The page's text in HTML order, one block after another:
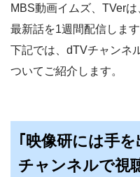
MBS動画イムズ、TVer
最新話を1週間配信します
下記では、dTVチャンネ
ついてご紹介します。
｢映像研には手
チャンネルで視